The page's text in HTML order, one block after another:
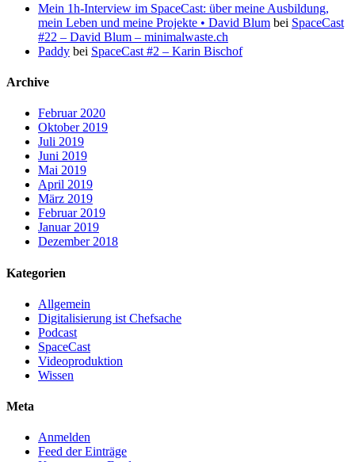
Mein 1h-Interview im SpaceCast: über meine Ausbildung,
mein Leben und meine Projekte • David Blum bei SpaceCast
#22 – David Blum – minimalwaste.ch
Paddy bei SpaceCast #2 – Karin Bischof
Archive
Februar 2020
Oktober 2019
Juli 2019
Juni 2019
Mai 2019
April 2019
März 2019
Februar 2019
Januar 2019
Dezember 2018
Kategorien
Allgemein
Digitalisierung ist Chefsache
Podcast
SpaceCast
Videoproduktion
Wissen
Meta
Anmelden
Feed der Einträge